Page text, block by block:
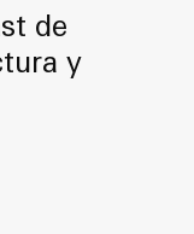
de
y